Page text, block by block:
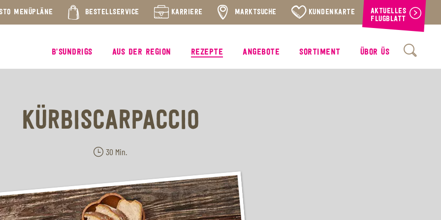
MENÜPLÄNE BESTELLSERVICE KARRIERE MARKTSUCHE KUNDENKARTE
AKTUELLES
FLUGBLATT
B’SUNDRIGS AUS DER REGION REZEPTE ANGEBOTE SORTIMENT ÜBOR ÜS
KÜRBISCARPACCIO
30 Min.